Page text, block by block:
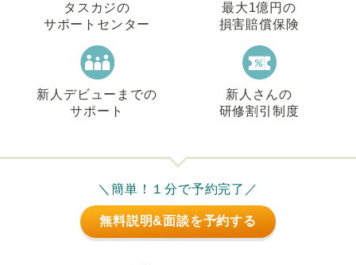
タスカジの
サポートセンター
最大1億円の
損害賠償保険
新人デビューまでの
サポート
新人さんの
研修割引制度
＼簡単！１分で予約完了／
無料説明&面談を予約する